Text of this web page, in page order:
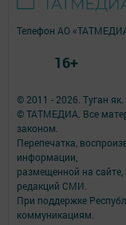
© 2011 - 2026. Туган
© ТАТМЕДИА. Все
законом.
Перепечатка,
информации,
размещенной на
редакций СМИ.
При поддержке
коммуникациям.
Телефон АО
16+